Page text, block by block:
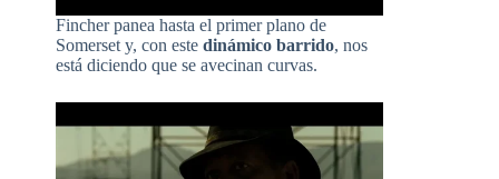
Fincher panea hasta el primer plano de
Somerset y, con este dinámico barrido, nos
está diciendo que se avecinan curvas.